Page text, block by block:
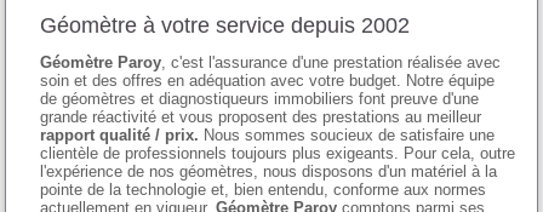
Géomètre à votre service depuis 2002
Géomètre Paroy, c'est l'assurance d'une prestation réalisée avec
soin et des offres en adéquation avec votre budget. Notre équipe
de géomètres et diagnostiqueurs immobiliers font preuve d'une
grande réactivité et vous proposent des prestations au meilleur
rapport qualité / prix. Nous sommes soucieux de satisfaire une
clientèle de professionnels toujours plus exigeants. Pour cela, outre
l'expérience de nos géomètres, nous disposons d'un matériel à la
pointe de la technologie et, bien entendu, conforme aux normes
actuellement en vigueur.Géomètre Paroy comptons parmi ses